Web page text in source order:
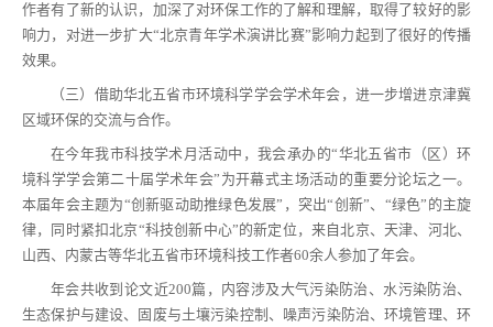
作者有了新的认识，加深了对环保工作的了解和理解，取得了较好的影
响力，对进一步扩大“北京青年学术演讲比赛”影响力起到了很好的传播
效果。
（三）借助华北五省市环境科学学会学术年会，进一步增进京津冀
区域环保的交流与合作。
在今年我市科技学术月活动中，我会承办的“华北五省市（区）环
境科学学会第二十届学术年会”为开幕式主场活动的重要分论坛之一。
本届年会主题为“创新驱动助推绿色发展”，突出“创新”、“绿色”的主旋
律，同时紧扣北京“科技创新中心”的新定位，来自北京、天津、河北、
山西、内蒙古等华北五省市环境科技工作者60余人参加了年会。
年会共收到论文近200篇，内容涉及大气污染防治、水污染防治、
生态保护与建设、固废与土壤污染控制、噪声污染防治、环境管理、环